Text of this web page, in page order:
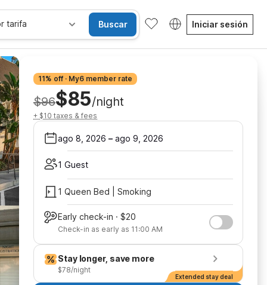
tarifa Buscar Iniciar sesión
11% off · My6 member rate
$96$85/night
+ $10 taxes & fees
ago 8, 2026 – ago 9, 2026
1 Guest
1 Queen Bed | Smoking
Early check-in · $20
Check-in as early as 11:00 AM
Stay longer, save more
$78/night
Extended stay deal